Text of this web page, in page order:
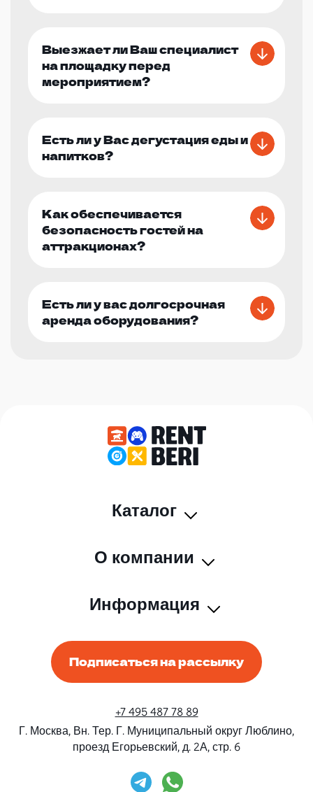
Выезжает ли Ваш специалист
на площадку перед
мероприятием?
Есть ли у Вас дегустация еды и
напитков?
Как обеспечивается
безопасность гостей на
аттракционах?
Есть ли у вас долгосрочная
аренда оборудования?
Каталог
О компании
Информация
Подписаться на рассылку
+7 495 487 78 89
Г. Москва, Вн. Тер. Г. Муниципальный округ Люблино,
проезд Егорьевский, д. 2А, стр. 6